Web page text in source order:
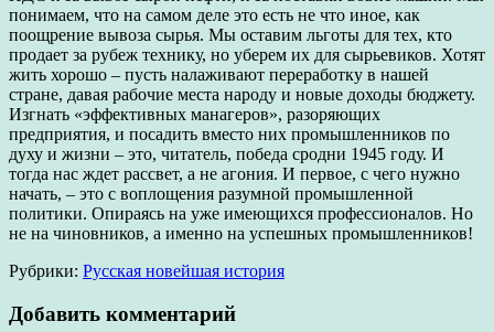
понимаем, что на самом деле это есть не что иное, как
поощрение вывоза сырья. Мы оставим льготы для тех, кто
продает за рубеж технику, но уберем их для сырьевиков. Хотят
жить хорошо – пусть налаживают переработку в нашей
стране, давая рабочие места народу и новые доходы бюджету.
Изгнать «эффективных манагеров», разоряющих
предприятия, и посадить вместо них промышленников по
духу и жизни – это, читатель, победа сродни 1945 году. И
тогда нас ждет рассвет, а не агония. И первое, с чего нужно
начать, – это с воплощения разумной промышленной
политики. Опираясь на уже имеющихся профессионалов. Но
не на чиновников, а именно на успешных промышленников!
Рубрики: Русская новейшая история
Добавить комментарий